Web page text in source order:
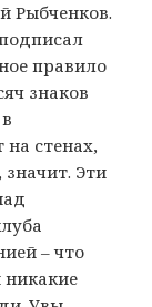
Рыбченков.
правило
знаков
стенах,
Эти
– что
никакие